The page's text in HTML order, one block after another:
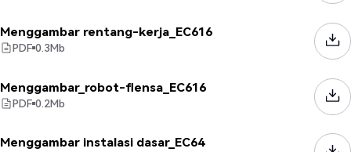
Menggambar rentang-kerja_EC616
PDF 0.3Mb
Menggambar_robot-flensa_EC616
PDF 0.2Mb
Menggambar instalasi dasar_EC64